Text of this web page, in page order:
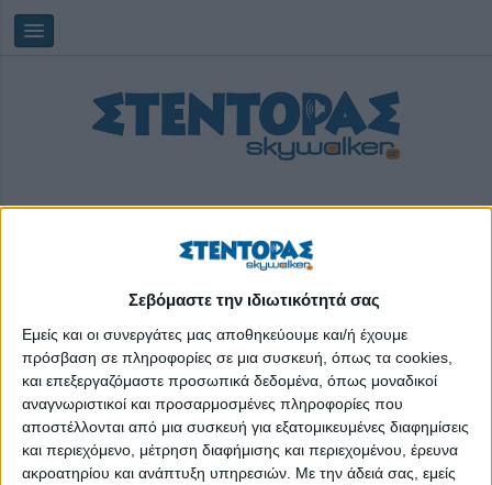
Σεβόμαστε την ιδιωτικότητά σας
Εμείς και οι συνεργάτες μας αποθηκεύουμε και/ή έχουμε
πρόσβαση σε πληροφορίες σε μια συσκευή, όπως τα cookies,
και επεξεργαζόμαστε προσωπικά δεδομένα, όπως μοναδικοί
αναγνωριστικοί και προσαρμοσμένες πληροφορίες που
αποστέλλονται από μια συσκευή για εξατομικευμένες διαφημίσεις
και περιεχόμενο, μέτρηση διαφήμισης και περιεχομένου, έρευνα
ακροατηρίου και ανάπτυξη υπηρεσιών. Με την άδειά σας, εμείς
star Κεντρικής Ελλάδας